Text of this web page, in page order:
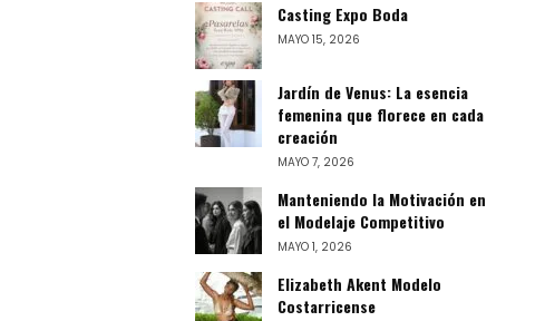
Casting Expo Boda
MAYO 15, 2026
Jardín de Venus: La esencia
femenina que florece en cada
creación
MAYO 7, 2026
Manteniendo la Motivación en
el Modelaje Competitivo
MAYO 1, 2026
Elizabeth Akent Modelo
Costarricense